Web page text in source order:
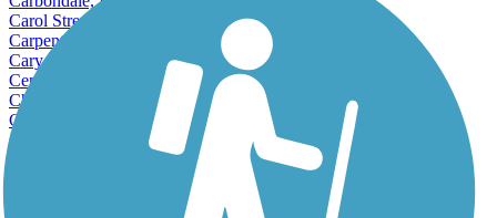
Carol Stream, IL
Carpentersville, IL
Cary, IL
Centralia, IL
Champaign, IL
Channahon, IL
Charleston, IL